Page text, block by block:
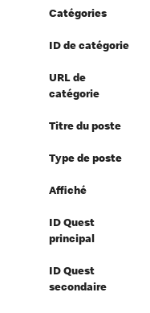
Catégories
ID de catégorie
URL de
catégorie
Titre du poste
Type de poste
Affiché
ID Quest
principal
ID Quest
secondaire